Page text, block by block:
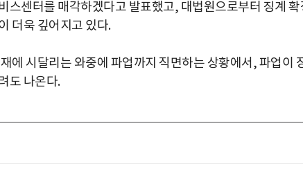
스센터를 매각하겠다고 발표했고, 대법원으로부터 징계 확
더욱 깊어지고 있다.
에 시달리는 와중에 파업까지 직면하는 상황에서, 파업이
도 나온다.